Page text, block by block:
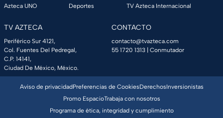
Azteca UNO
Deportes
TV Azteca Internacional
TV AZTECA
Periférico Sur 4121,
Col. Fuentes Del Pedregal,
C.P. 14141,
Ciudad De México, México.
CONTACTO
contacto@tvazteca.com
55 1720 1313 | Conmutador
Aviso de privacidadPreferencias de CookiesDerechosInversionistas
Promo EspacioTrabaja con nosotros
Programa de ética, integridad y cumplimiento